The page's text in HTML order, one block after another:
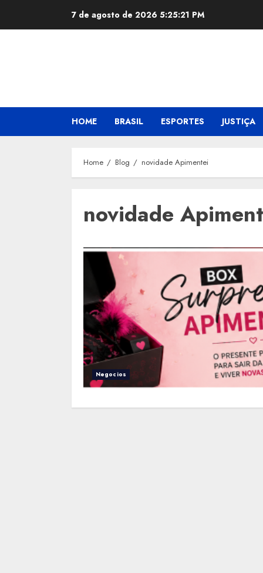
7 de agosto de 2026 5:25:22 PM
HOME BRASIL ESPORTES JUSTIÇA
Home Blog novidade Apimentei
novidade
Negocios